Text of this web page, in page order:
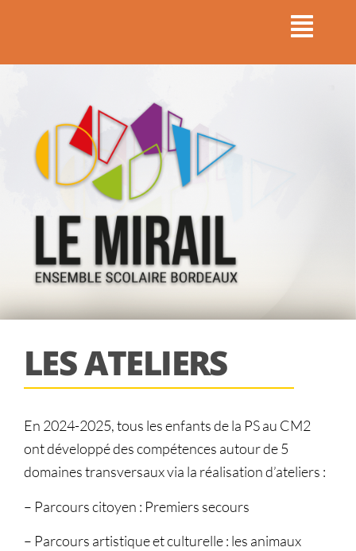
LES ATELIERS
En 2024-2025, tous les enfants de la PS au CM2
ont développé des compétences autour de 5
domaines transversaux via la réalisation d’ateliers :
– Parcours citoyen : Premiers secours
– Parcours artistique et culturelle : les animaux